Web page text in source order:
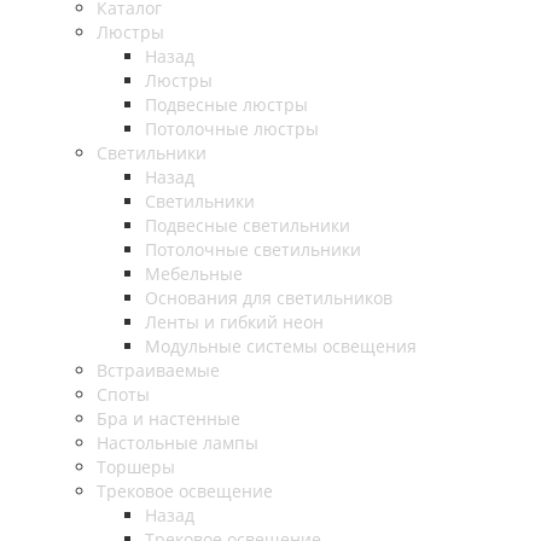
Каталог
Люстры
Назад
Люстры
Подвесные люстры
Потолочные люстры
Светильники
Назад
Светильники
Подвесные светильники
Потолочные светильники
Мебельные
Основания для светильников
Ленты и гибкий неон
Модульные системы освещения
Встраиваемые
Споты
Бра и настенные
Настольные лампы
Торшеры
Трековое освещение
Назад